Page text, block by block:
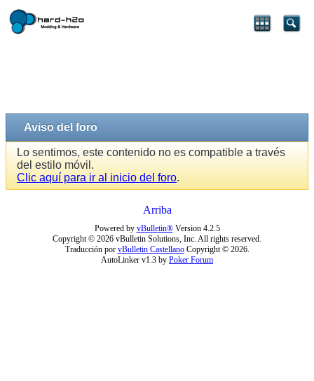
Aviso del foro
Lo sentimos, este contenido no es compatible a través
del estilo móvil.
Clic aquí para ir al inicio del foro.
Arriba
Powered by vBulletin®Version 4.2.5
Copyright © 2026 vBulletin Solutions, Inc. All rights reserved.
Traducción por vBulletin CastellanoCopyright © 2026.
AutoLinker v1.3 by Poker Forum